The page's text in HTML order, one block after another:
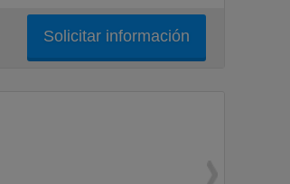
Solicitar información